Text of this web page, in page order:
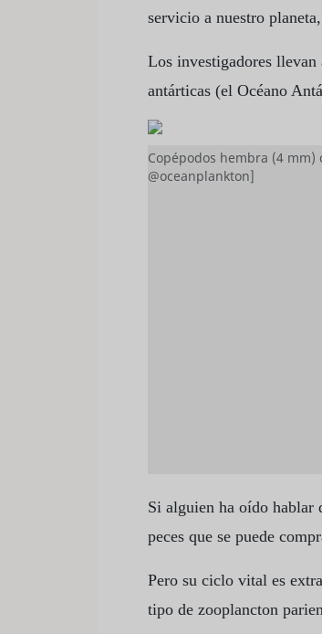
servicio a nuestro
Los investigadores llevan
antárticas (el Océano
Copépodos hembra (4
@oceanplankton]
Si alguien ha oído hablar
peces que se puede
Pero su ciclo vital es
tipo de zooplancton